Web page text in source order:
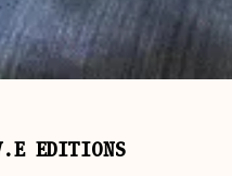
EDITIONS